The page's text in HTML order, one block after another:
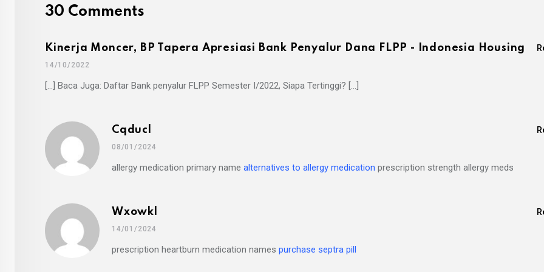
30 Comments
Kinerja Moncer, BP Tapera Apresiasi Bank Penyalur Dana FLPP - Indonesia Housing
14/10/2022
[…] Baca Juga: Daftar Bank penyalur FLPP Semester I/2022, Siapa Tertinggi? […]
Cqducl
08/01/2024
allergy medication primary name alternatives to allergy medication prescription strength allergy meds
Wxowkl
14/01/2024
prescription heartburn medication names purchase septra pill